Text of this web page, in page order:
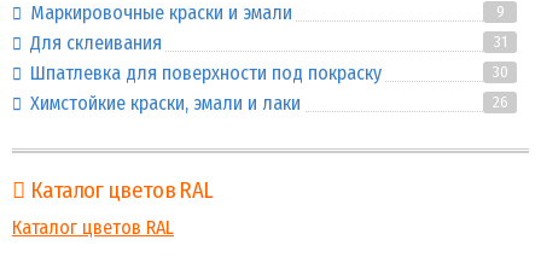
Маркировочные краски и эмали 9
Для склеивания 31
Шпатлевка для поверхности под покраску 30
Химстойкие краски, эмали и лаки 26
Каталог цветов RAL
Каталог цветов RAL